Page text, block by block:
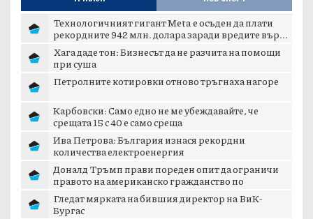
Технологичният гигант Meta е осъден да плати
рекордните 942 млн. долара заради вредите вър...
Хага даде тон: Бизнесът да не разчита на помощи
при суша
Петролните котировки отново тръгнаха нагоре
Карбовски: Само едно не ме убеждавайте, че
срещата 15 с 40 е само среща
Ива Петрова: България изнася рекордни
количества електроенергия
Доналд Тръмп прави пореден опит да ограничи
правото на американско гражданство по
Гледат мярката на бившия директор на ВиК-
Бургас